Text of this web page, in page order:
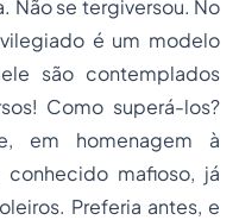
Não se tergiversou. No
é um modelo
são contemplados
Como superá-los?
em homenagem à
conhecido mafioso, já
Preferia antes, e